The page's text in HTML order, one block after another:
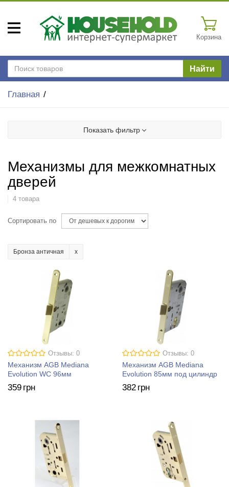
Корзина
Найти
Главная
Показать фильтр
Механизмы для межкомнатных
дверей
4 товара
Сортировать по
Бронза античная
Отзывы: 0
Механизм AGB Mediana
Evolution WC 96мм
359 грн
Отзывы: 0
Механизм AGB Mediana
Evolution 85мм под цилиндр
382 грн